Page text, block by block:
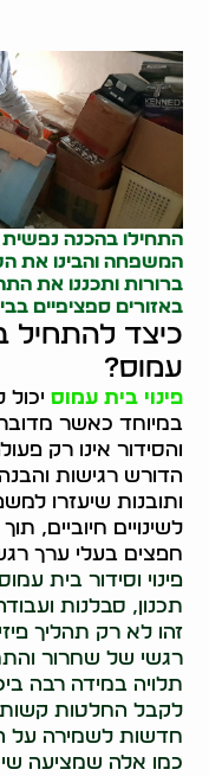
התחילו בהכנה נפשית
המשפחה והבינו את
ברורות ותכננו את
באזורים ספציפיים
כיצד להתחיל
עמוס?
פינוי בית עמוס
במיוחד כאשר
והסידור אינו רק
הדורש רגישות
ותובנות שיעזרו
לשינויים חיוביים,
חפצים בעלי ערך
פינוי וסידור בית
תכנון, סבלנות
זהו לא רק תהליך
רגשי של שחרור
תלויה במידה רבה
לקבל החלטות קשות
חדשות לשמירה על
כמו אלה שמציעה שי